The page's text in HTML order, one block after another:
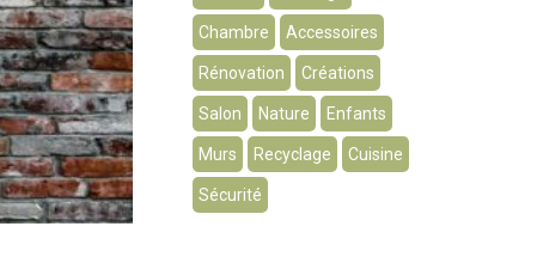
Chambre Accessoires
Rénovation Créations
Salon Nature Enfants
Murs Recyclage Cuisine
Sécurité